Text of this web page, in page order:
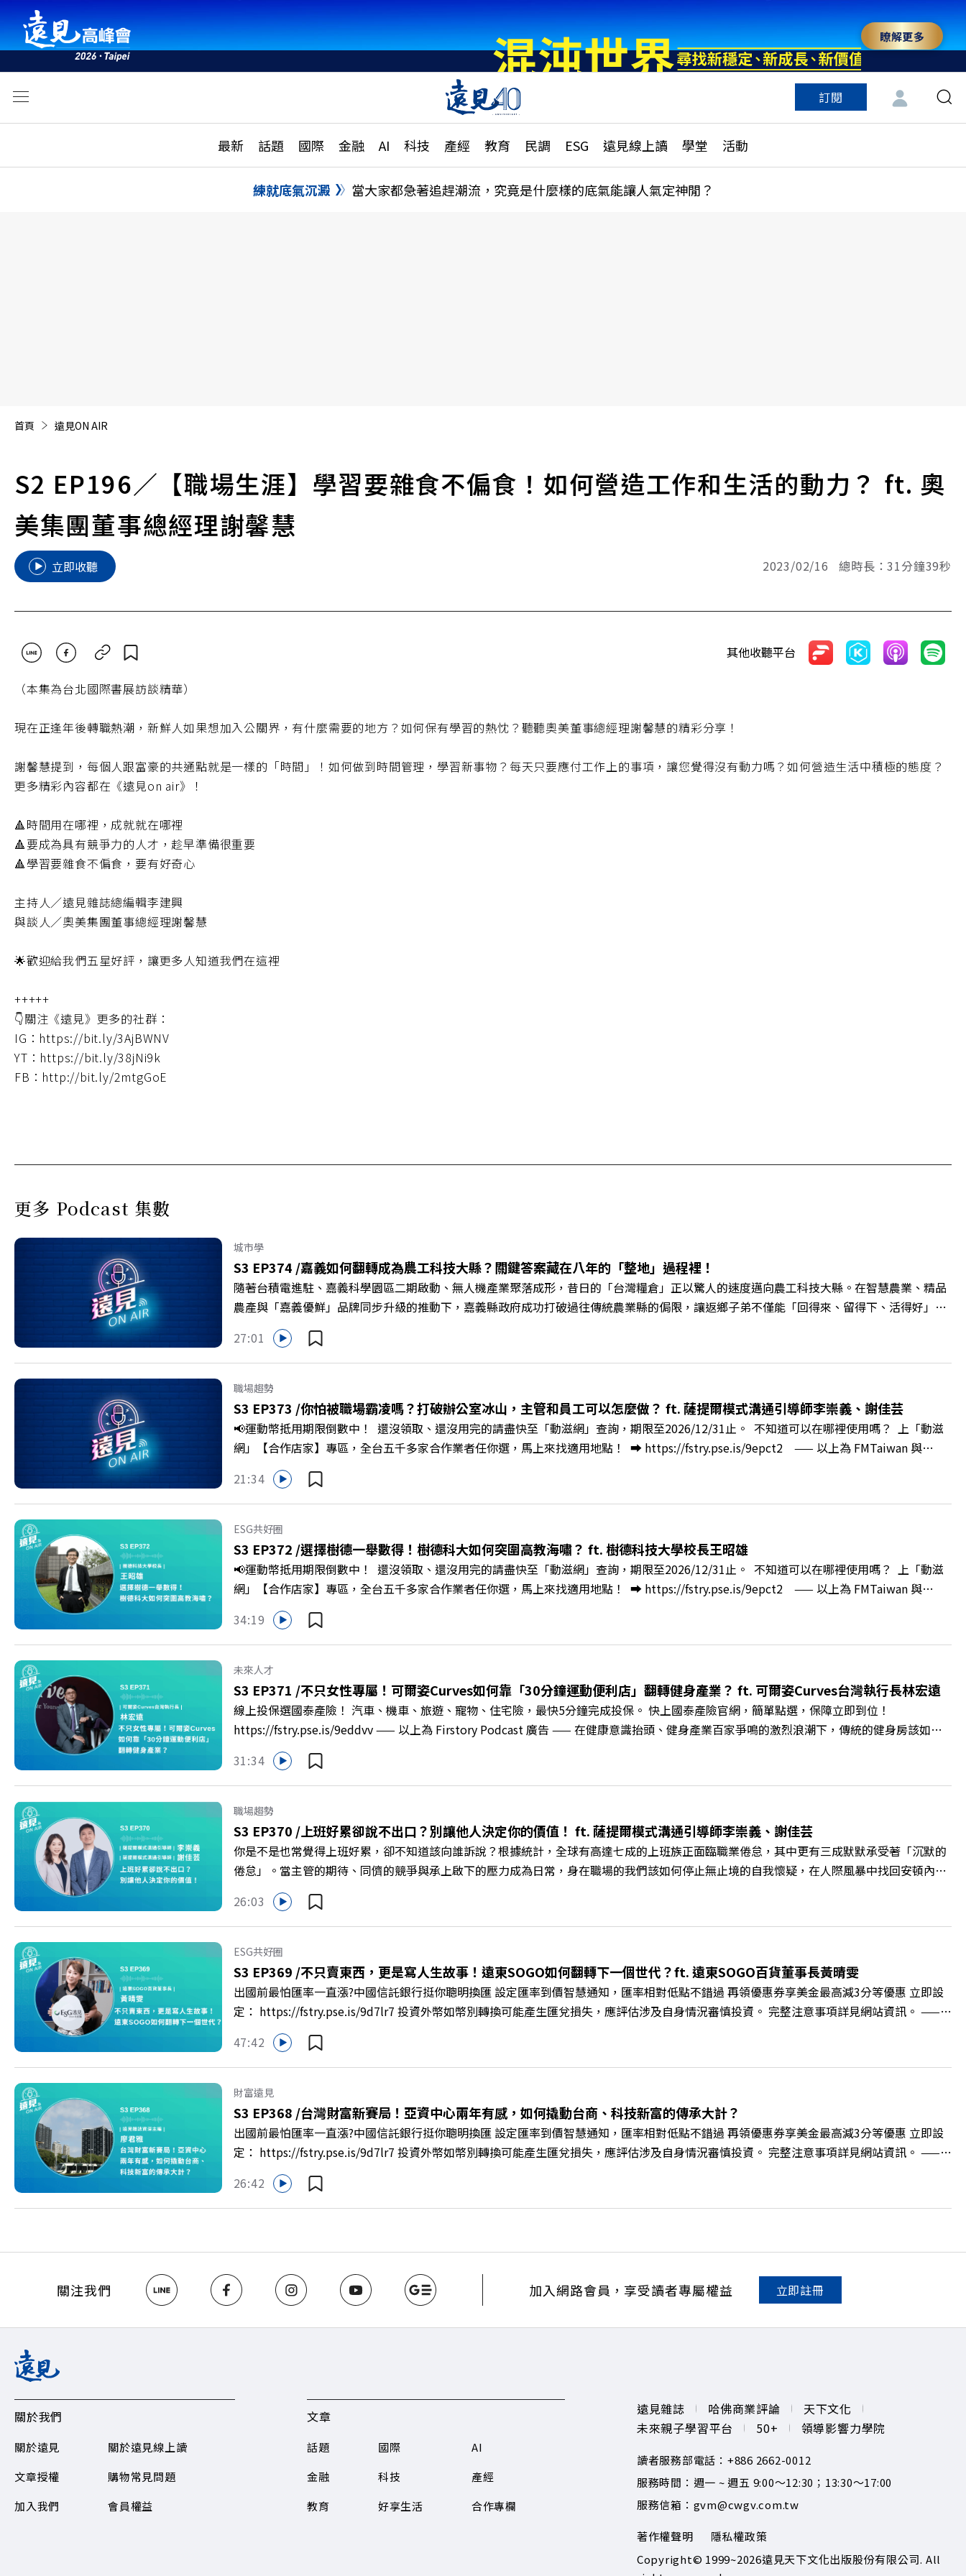
瞭解更多
訂閱
最新 話題 國際 金融 AI 科技 產經 教育 民調 ESG 遠見線上讀 學堂 活動
活動
話題
國際
特輯
大學升學、職涯攻略
縣市施政調查全解析
民調
更多訂閱方案
特色頻道
練就底氣沉澱 當大家都急著追趕潮流，究竟是什麼樣的底氣能讓人氣定神閒？
首頁 遠見ON AIR
S2 EP196／【職場生涯】學習要雜食不偏食！如何營造工作和生活的動力？ ft. 奧
美集團董事總經理謝馨慧
立即收聽 2023/02/16 總時長：31分鐘39秒
其他收聽平台
（本集為台北國際書展訪談精華）
現在正逢年後轉職熱潮，新鮮人如果想加入公關界，有什麼需要的地方？如何保有學習的熱忱？聽聽奧美董事總經理謝馨慧的精彩分享！
謝馨慧提到，每個人跟富豪的共通點就是一樣的「時間」！如何做到時間管理，學習新事物？每天只要應付工作上的事項，讓您覺得沒有動力嗎？如何營造生活中積極的態度？
更多精彩內容都在《遠見on air》！
🔺時間用在哪裡，成就就在哪裡
🔺要成為具有競爭力的人才，趁早準備很重要
🔺學習要雜食不偏食，要有好奇心
主持人／遠見雜誌總編輯李建興
與談人／奧美集團董事總經理謝馨慧
🌟歡迎給我們五星好評，讓更多人知道我們在這裡
+++++
👇關注《遠見》更多的社群：
IG：https://bit.ly/3AjBWNV
YT：https://bit.ly/38jNi9k
FB：http://bit.ly/2mtgGoE
更多 Podcast 集數
城市學
S3 EP374 /嘉義如何翻轉成為農工科技大縣？關鍵答案藏在八年的「整地」過程裡！
隨著台積電進駐、嘉義科學園區二期啟動、無人機產業聚落成形，昔日的「台灣糧倉」正以驚人的速度邁向農工科技大縣。在智慧農業、精品
農產與「嘉義優鮮」品牌同步升級的推動下，嘉義縣政府成功打破過往傳統農業縣的侷限，讓返鄉子弟不僅能「回得來、留得下、活得好」，
更為地方累積迎向黃金十年的發展動能。 本集《遠見ON AIR》邀請嘉義縣長翁章梁、立法委員蔡易餘、財信傳媒集團董事長謝金河、紙風車
劇團創辦人李永豐、以及嘉義縣人力發展所所長許喻理。帶你深入剖析《嘉義被看見了》書中收錄的八年轉型故事，讀懂這段洗天換地的歷
程，並共同看見下一個黃金十年的發展藍圖！ 🔺翁章梁縣長如何攜手團隊，在大牌林立的科技版圖中搶先卡位亞創中心？🔺品牌如何雙重升
級，化傳統作物為高價值的精品品牌？🔺如何將自身的失敗學，轉化為凝聚團隊與縣民認同感的力量？🔺在迎向黃金十年的新局下，嘉義如何
打造子弟能安心安居的未來？ 主持人／遠見雜誌副社長兼遠見智庫總編輯 李建興 與談人／嘉義縣縣長 翁章梁、立法委員 蔡易餘、財信傳媒集
團董事長 謝金河、紙風車劇團創辦人 李永豐、嘉義縣人力發展所所長 許喻理+++++🎂歡慶遠見40歲生日！手速搶下破天荒的獨家優惠
>>>https://gvmkt.pse.is/9e5pbz✨關注《遠見》更多的社群：LINE：https://reurl.cc/A4ELQpIG：https://bit.ly/3AjBWNVYT：
27:01
職場趨勢
S3 EP373 /你怕被職場霸凌嗎？打破辦公室冰山，主管和員工可以怎麼做？ ft. 薩提爾模式溝通引導師李崇義、謝佳芸
📢運動幣抵用期限倒數中！ 還沒領取、還沒用完的請盡快至「動滋網」查詢，期限至2026/12/31止。 不知道可以在哪裡使用嗎？ 上「動滋
網」【合作店家】專區，全台五千多家合作業者任你選，馬上來找適用地點！ ➡️ https://fstry.pse.is/9epct2 —— 以上為 FMTaiwan 與
Firstory Podcast 廣告 —— 你常在職場中感到焦慮、害怕犯錯，甚至覺得自己正遭受不友善的對待或霸凌嗎？當工作中的人際摩擦、怕輸怕失
敗的緊繃感成為日常，我們不能只是委屈討好或一味逃避，更需要學會看透人際互動底層的「職場冰山」。 本集《遠見 ON AIR》邀請到薩提
爾模式溝通引導師、天下文化新書《透視職場冰山》作者李崇義與謝佳芸老師，帶你透過「冰山理論」拆解職場上的對立與衝突，學會用「好
奇」代替「批判」。即使在變動快速的AI時代，也能幫自己打造不被成敗輕易定義的強韌自我。 🔺 職場衝突與霸凌從何而來？🔺 如何用「冰
山對話」看穿主管焦慮，將對立化為合作？🔺 怎麼做到「好奇少一點、批判少一點」？🔺 面對AI時代的職涯焦慮，如何把自我價值打分權拿回
手裡？ +++++📓《透視職場冰山》新書介紹>>>https://bookzone.cwgv.com.tw/book/BWL108🎂歡慶遠見40歲生日！手速搶下破天荒的獨
家優惠>>>https://gvmkt.pse.is/9e5pbz✨關注《遠見》更多的社群：LINE：https://reurl.cc/A4ELQpIG：https://bit.ly/3AjBWNVYT：
21:34
ESG共好圈
S3 EP372 /選擇樹德一舉數得！樹德科大如何突圍高教海嘯？ ft. 樹德科技大學校長王昭雄
📢運動幣抵用期限倒數中！ 還沒領取、還沒用完的請盡快至「動滋網」查詢，期限至2026/12/31止。 不知道可以在哪裡使用嗎？ 上「動滋
網」【合作店家】專區，全台五千多家合作業者任你選，馬上來找適用地點！ ➡️ https://fstry.pse.is/9epct2 —— 以上為 FMTaiwan 與
Firstory Podcast 廣告 —— 在少子化浪潮、私校面臨退場海嘯的嚴峻考驗下，南台灣的技職學校該如何轉型突圍？ 本集《遠見ON AIR》邀請
到樹德科技大學校長王昭雄，帶你解析樹德科大如何打造出兼顧學校永續發展與地方創生的技職教育新典範！ 🔺如何從「傳統私校」轉型為
「產學無縫接軌者」？ 🔺AI如何深度賦能設計與人文學科學群？ 🔺首創「菲律賓半導體專班」！驚豔科技界的國際精準育才 🔺一舉拿下4大
USR專案！深耕地方的溫暖社會責任平台 主持人／遠見雜誌副社長兼遠見智庫總編輯 李建興 與談人／樹德科技大學校長 王昭雄 +++++ 🎂歡
慶遠見40歲生日！手速搶下破天荒的獨家優惠 >>>https://gvmkt.pse.is/9e5pbz ✨關注《遠見》更多的社群： LINE：
https://reurl.cc/A4ELQp IG：https://bit.ly/3AjBWNV YT：https://bit.ly/38jNi9k Powered by Firstory Hosting
34:19
未來人才
S3 EP371 /不只女性專屬！可爾姿Curves如何靠「30分鐘運動便利店」翻轉健身產業？ ft. 可爾姿Curves台灣執行長林宏遠
線上投保選國泰產險！ 汽車、機車、旅遊、寵物、住宅險，最快5分鐘完成投保。 快上國泰產險官網，簡單點選，保障立即到位！
https://fstry.pse.is/9eddvv —— 以上為 Firstory Podcast 廣告 —— 在健康意識抬頭、健身產業百家爭鳴的激烈浪潮下，傳統的健身房該如何
轉型突圍？ 本集《遠見ON AIR》邀請到可爾姿Curves台灣執行長林宏遠，帶你解析可爾姿如何打造出兼顧健康生活與女力創業的健身新契
機！ 🔺如何從「傳統大型健身房」轉型為「社區運動便利店」？ 🔺運動如何落實最貼心的「女性專屬、零壓力」空間？ 🔺對抗肌少症、預防
高齡化！驚豔醫學界的「社會處方」 🔺超高加盟成功率！為無數女性圓夢的「女力互助與微型創業平台」 主持人／遠見雜誌副社長兼遠見智
庫總編輯 李建興 與談人／可爾姿Curves台灣執行長 林宏遠 +++++ 🫧清除腦袋的盲點，也順手理清生活的雜亂。 點開看質感養成術>>
https://gvmkt.pse.is/9al3px ✨關注《遠見》更多的社群： LINE：https://reurl.cc/A4ELQp IG：https://bit.ly/3AjBWNV YT：
https://bit.ly/38jNi9k Powered by Firstory Hosting
31:34
職場趨勢
S3 EP370 /上班好累卻說不出口？別讓他人決定你的價值！ ft. 薩提爾模式溝通引導師李崇義、謝佳芸
你是不是也常覺得上班好累，卻不知道該向誰訴說？根據統計，全球有高達七成的上班族正面臨職業倦怠，其中更有三成默默承受著「沉默的
倦怠」。當主管的期待、同儕的競爭與承上啟下的壓力成為日常，身在職場的我們該如何停止無止境的自我懷疑，在人際風暴中找回安頓內心
的力量？ 本集《遠見ON AIR》邀請新書《透視職場冰山》作者、薩提爾模式溝通引導師李崇義與謝佳芸，教你如何看穿職場底層的應對姿
態，以及在緊湊的職場節奏中，修煉安頓心法！ 🔺你的自我價值，難道只能由考績和主管來決定？ 🔺你或你的同事，正在用哪種「不一致」
的姿態應對壓力？ 🔺如何在中高壓的「三明治主管」困境中全身而退？ 主持人／遠見雜誌總編輯 林讓均 與談人／薩提爾模式溝通引導師、作
者 李崇義、謝佳芸 +++++ 🫧清除腦袋的盲點，也順手理清生活的雜亂。 點開看質感養成術>> https://gvmkt.pse.is/9al3px ✨關注《遠見》更
多的社群： LINE：https://reurl.cc/A4ELQp IG：https://bit.ly/3AjBWNV YT：https://bit.ly/38jNi9k Powered by Firstory Hosting
26:03
ESG共好圈
S3 EP369 /不只賣東西，更是寫人生故事！遠東SOGO如何翻轉下一個世代？ft. 遠東SOGO百貨董事長黃晴雯
出國前最怕匯率一直漲?中國信託銀行挺你聰明換匯 設定匯率到價智慧通知，匯率相對低點不錯過 再領優惠券享美金最高減3分等優惠 立即設
定： https://fstry.pse.is/9d7lr7 投資外幣如幣別轉換可能產生匯兌損失，應評估涉及自身情況審慎投資。 完整注意事項詳見網站資訊。 ——
以上為 Firstory Podcast 廣告 —— 在永續減碳、綠色消費與友善職場的變革浪潮下，傳統大流量、高耗能的百貨零售業該如何轉型突圍？ 本
集《遠見ON AIR》邀請到遠東SOGO百貨董事長黃晴雯，帶你解析遠東SOGO如何透過戰略布局，打造出兼顧企業獲利與社會共好的綠色零售
新契機！ 🔺如何從單純百貨專櫃轉型為有溫度的利他平台？ 🔺最難節能的零售業如何落實「EP100」能效倍增計畫？ 🔺成功推動育嬰留停、
男同仁樂意成家！驚豔業界的「生育代理人制度」 🔺最有人情味的文化橋梁！從社會創新到經典「日本展」的共好實踐 主持人／遠見雜誌副
社長兼遠見智庫總編輯 李建興 與談人／遠東SOGO百貨董事長 黃晴雯 +++++ 🫧清除腦袋的盲點，也順手理清生活的雜亂。 點開看質感養成術
>> https://gvmkt.pse.is/9al3px ✨關注《遠見》更多的社群： LINE：https://reurl.cc/A4ELQp IG：https://bit.ly/3AjBWNV YT：
https://bit.ly/38jNi9k Powered by Firstory Hosting
47:42
財富遠見
S3 EP368 /台灣財富新賽局！亞資中心兩年有感，如何撬動台商、科技新富的傳承大計？
出國前最怕匯率一直漲?中國信託銀行挺你聰明換匯 設定匯率到價智慧通知，匯率相對低點不錯過 再領優惠券享美金最高減3分等優惠 立即設
定： https://fstry.pse.is/9d7lr7 投資外幣如幣別轉換可能產生匯兌損失，應評估涉及自身情況審慎投資。 完整注意事項詳見網站資訊。 ——
以上為 Firstory Podcast 廣告 —— 如果有一天，台灣成為亞洲新一代的財富調度與資產管理重鎮，你的資產配置會怎麼變？在政府力推「亞洲
資產管理中心」政策、高雄專區成立滿週年的關鍵時刻，台灣的投信、信託與財富管理業務，正迎來史詩級的法規鬆綁與資金浪潮。 本集《遠
見ON AIR》邀請到遠見資深主編廖君雅，帶你解析這場台灣史上最大規模的財富版圖重組。 🔺資產管理大躍進！台灣憑什麼挑戰亞太金融重
一週年！如何打造在地財富生態系？ 主持人／遠見雜誌總編輯 林讓均 與談人／遠見雜誌資深主編 廖君雅 +++++ 💰更多專題導覽
關注《遠見》更多的社群： LINE：https://reurl.cc/A4ELQp IG：https://bit.ly/3AjBWNV YT：https://bit.ly/38jNi9k Powered by Firstory
Hosting
26:42
關注我們 加入網路會員，享受讀者專屬權益 立即註冊
關於我們
關於遠見
文章授權
加入我們
關於遠見線上讀
購物常見問題​
會員權益
文章
話題
金融
教育
國際
科技
好享生活
AI
產經
合作專欄
遠見雜誌 哈佛商業評論
天下文化
未來親子學習平台
50+ 領導影響力學院
讀者服務部電話：+886 2662-0012
服務時間：週一 ~ 週五 9:00～12:30；13:30～17:00
服務信箱：gvm@cwgv.com.tw
著作權聲明
隱私權政策
Copyright© 1999~2026遠見天下文化出版股份有限公司. All